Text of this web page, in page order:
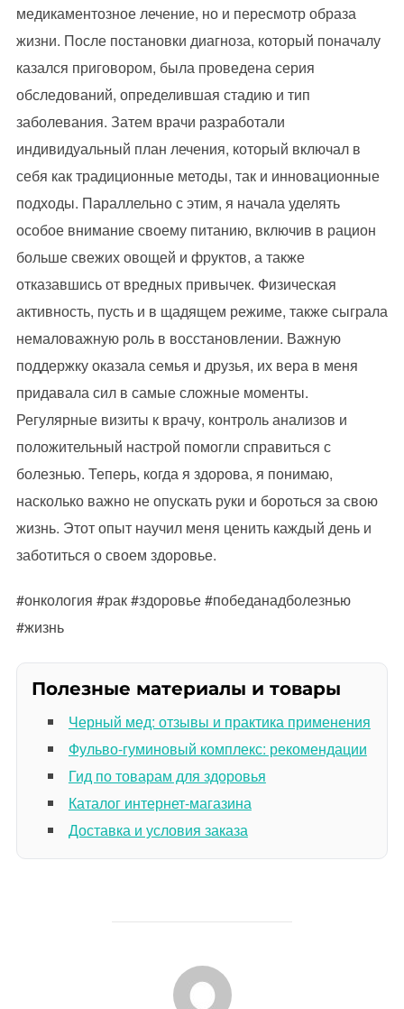
медикаментозное лечение, но и пересмотр образа
жизни. После постановки диагноза, который поначалу
казался приговором, была проведена серия
обследований, определившая стадию и тип
заболевания. Затем врачи разработали
индивидуальный план лечения, который включал в
себя как традиционные методы, так и инновационные
подходы. Параллельно с этим, я начала уделять
особое внимание своему питанию, включив в рацион
больше свежих овощей и фруктов, а также
отказавшись от вредных привычек. Физическая
активность, пусть и в щадящем режиме, также сыграла
немаловажную роль в восстановлении. Важную
поддержку оказала семья и друзья, их вера в меня
придавала сил в самые сложные моменты.
Регулярные визиты к врачу, контроль анализов и
положительный настрой помогли справиться с
болезнью. Теперь, когда я здорова, я понимаю,
насколько важно не опускать руки и бороться за свою
жизнь. Этот опыт научил меня ценить каждый день и
заботиться о своем здоровье.
#онкология #рак #здоровье #победанадболезнью
#жизнь
Полезные материалы и товары
Черный мед: отзывы и практика применения
Фульво-гуминовый комплекс: рекомендации
Гид по товарам для здоровья
Каталог интернет-магазина
Доставка и условия заказа
АВТОР ЗАПИСИ